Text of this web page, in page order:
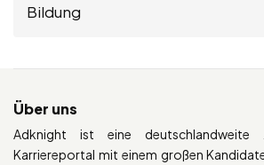
Bildung
Über uns
Adknight ist eine deutschlandweite
Karriereportal mit einem großen